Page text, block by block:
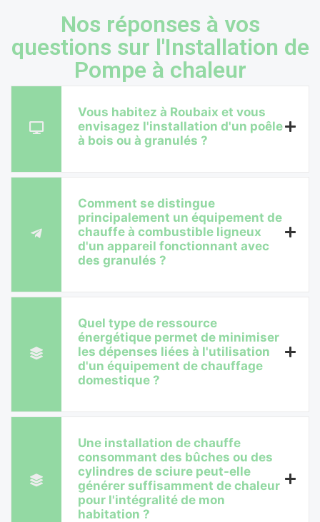
Nos réponses à vos
questions sur l'Installation de
Pompe à chaleur
Vous habitez à Roubaix et vous
envisagez l'installation d'un poêle
à bois ou à granulés ?
Comment se distingue
principalement un équipement de
chauffe à combustible ligneux
d'un appareil fonctionnant avec
des granulés ?
Quel type de ressource
énergétique permet de minimiser
les dépenses liées à l'utilisation
d'un équipement de chauffage
domestique ?
Une installation de chauffe
consommant des bûches ou des
cylindres de sciure peut-elle
générer suffisamment de chaleur
pour l'intégralité de mon
habitation ?